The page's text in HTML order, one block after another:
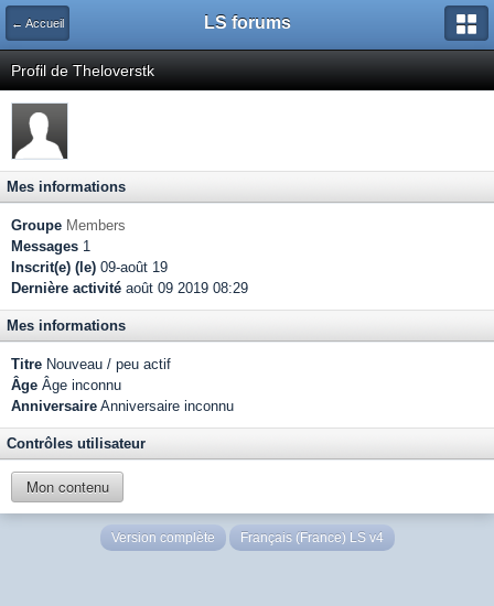
← Accueil LS forums
Profil de Theloverstk
Mes informations
Groupe Members
Messages 1
Inscrit(e) (le) 09-août 19
Dernière activité août 09 2019 08:29
Mes informations
Titre Nouveau / peu actif
Âge Âge inconnu
Anniversaire Anniversaire inconnu
Contrôles utilisateur
Mon contenu
Version complète Français (France) LS v4